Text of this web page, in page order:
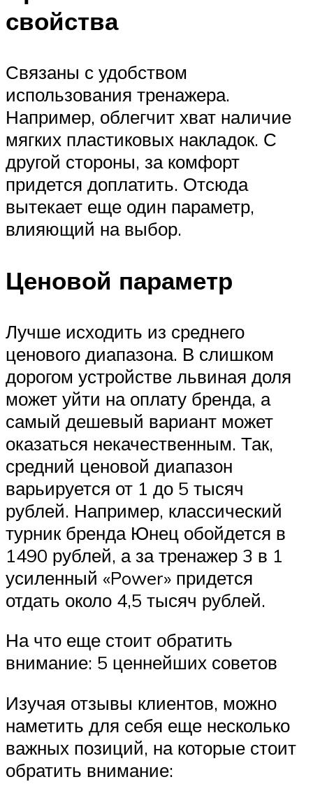
свойства
Связаны с удобством
использования тренажера.
Например, облегчит хват наличие
мягких пластиковых накладок. С
другой стороны, за комфорт
придется доплатить. Отсюда
вытекает еще один параметр,
влияющий на выбор.
Ценовой параметр
Лучше исходить из среднего
ценового диапазона. В слишком
дорогом устройстве львиная доля
может уйти на оплату бренда, а
самый дешевый вариант может
оказаться некачественным. Так,
средний ценовой диапазон
варьируется от 1 до 5 тысяч
рублей. Например, классический
турник бренда Юнец обойдется в
1490 рублей, а за тренажер 3 в 1
усиленный «Power» придется
отдать около 4,5 тысяч рублей.
На что еще стоит обратить
внимание: 5 ценнейших советов
Изучая отзывы клиентов, можно
наметить для себя еще несколько
важных позиций, на которые стоит
обратить внимание: